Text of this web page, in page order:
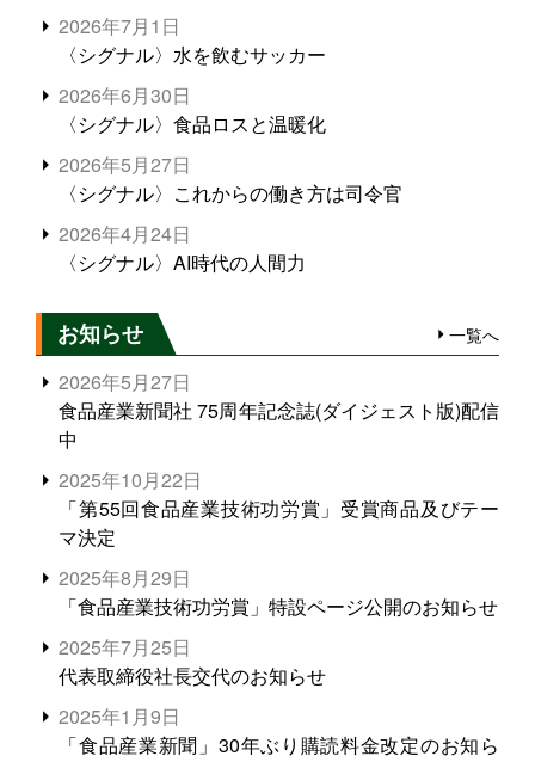
2026年7月1日
〈シグナル〉水を飲むサッカー
2026年6月30日
〈シグナル〉食品ロスと温暖化
2026年5月27日
〈シグナル〉これからの働き方は司令官
2026年4月24日
〈シグナル〉AI時代の人間力
お知らせ 一覧へ
2026年5月27日
食品産業新聞社 75周年記念誌(ダイジェスト版)配信
中
2025年10月22日
「第55回食品産業技術功労賞」受賞商品及びテー
マ決定
2025年8月29日
「食品産業技術功労賞」特設ページ公開のお知らせ
2025年7月25日
代表取締役社長交代のお知らせ
2025年1月9日
「食品産業新聞」30年ぶり購読料金改定のお知ら